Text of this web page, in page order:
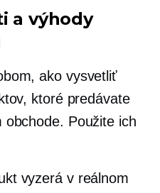
a výhody
ako vysvetliť
ktoré predávate
Použite ich
vyzerá v reálnom